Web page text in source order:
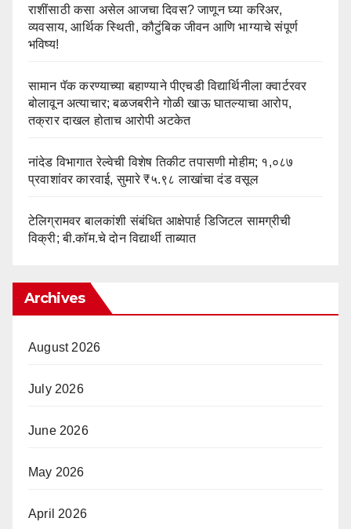
राशींसाठी कसा असेल आजचा दिवस? जाणून घ्या करिअर,
व्यवसाय, आर्थिक स्थिती, कौटुंबिक जीवन आणि भाग्याचे संपूर्ण
भविष्य!
सामान पॅक करण्याच्या बहाण्याने पीएचडी विद्यार्थिनीला क्वार्टरवर
बोलावून अत्याचार; बळजबरीने गोळी खाऊ घातल्याचा आरोप,
तक्रार दाखल होताच आरोपी अटकेत
नांदेड विभागात रेल्वेची विशेष तिकीट तपासणी मोहीम; १,०८७
प्रवाशांवर कारवाई, सुमारे ₹५.९८ लाखांचा दंड वसूल
टेलिग्रामवर बालकांशी संबंधित आक्षेपार्ह डिजिटल सामग्रीची
विक्री; बी.कॉम.चे दोन विद्यार्थी ताब्यात
Archives
August 2026
July 2026
June 2026
May 2026
April 2026